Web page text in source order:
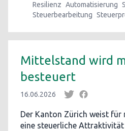
Resilienz Automatisierung
Steuerbearbeitung
Mittelstand wird
besteuert
16.06.2026
Der Kanton Zürich weist für
eine steuerliche Attraktivität